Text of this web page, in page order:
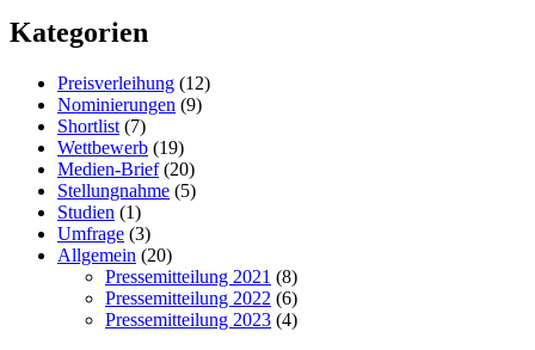
Kategorien
Preisverleihung (12)
Nominierungen (9)
Shortlist (7)
Wettbewerb (19)
Medien-Brief(20)
Stellungnahme (5)
Studien (1)
Umfrage (3)
Allgemein (20)
Pressemitteilung 2021 (8)
Pressemitteilung 2022 (6)
Pressemitteilung 2023 (4)